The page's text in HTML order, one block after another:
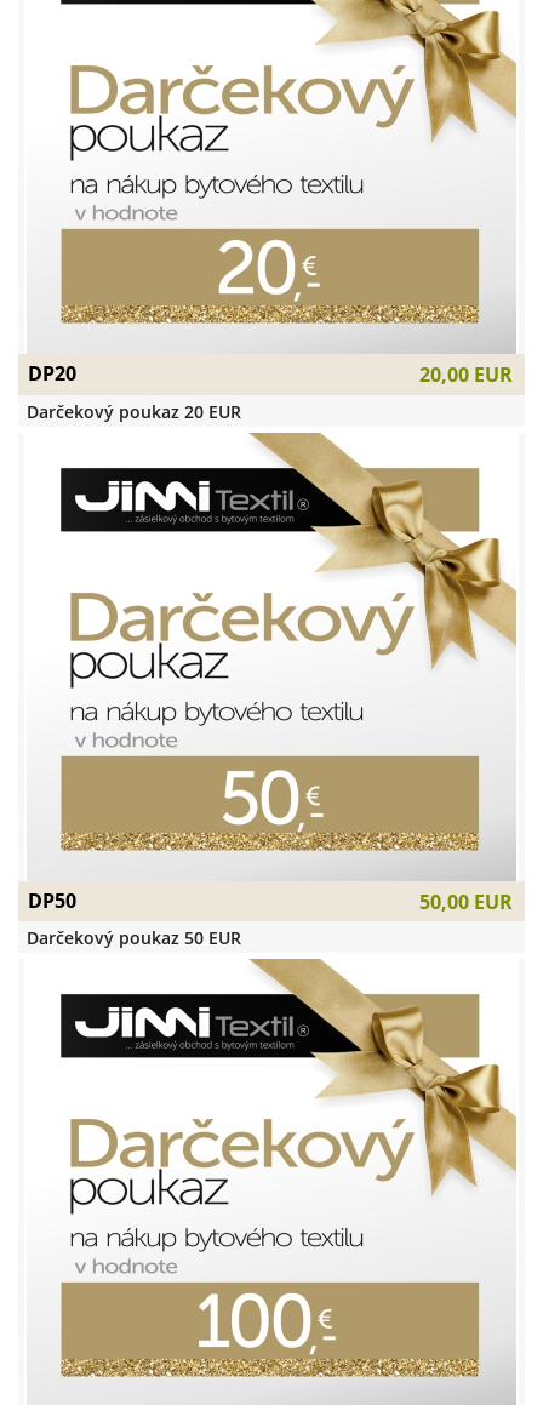
DP20 20,00 EUR
Darčekový poukaz 20 EUR
DP50 50,00 EUR
Darčekový poukaz 50 EUR